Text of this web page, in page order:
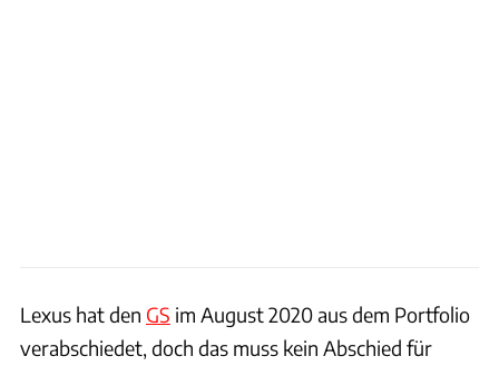
Lexus hat den GS im August 2020 aus dem Portfolio
verabschiedet, doch das muss kein Abschied für